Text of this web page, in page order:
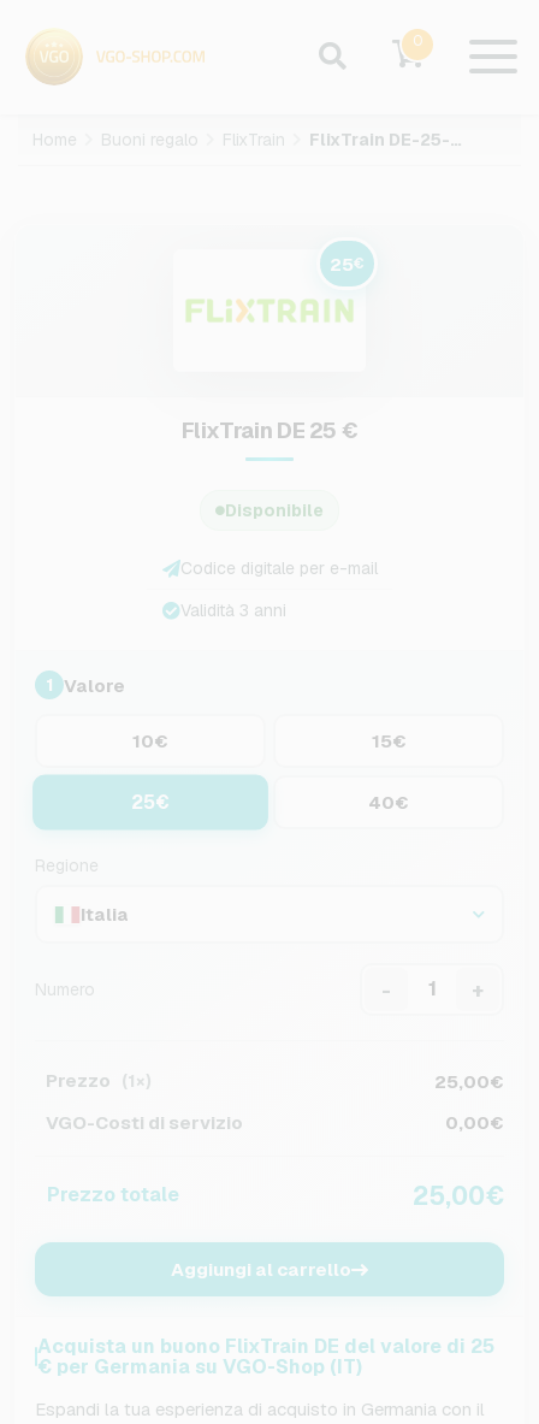
0
Home Buoni regalo FlixTrain FlixTrain DE-25-EUR
25€
FlixTrain DE 25 €
Disponibile
Codice digitale per e-mail
Validità 3 anni
1 Valore
10€ 15€
25€ 40€
Regione
Italia
Numero - +
Prezzo (1×)
25,00€
VGO-Costi di servizio
0,00€
Prezzo totale 25,00€
Aggiungi al carrello
Acquista un buono FlixTrain DE del valore di 25
€ per Germania su VGO-Shop (IT)
Espandi la tua esperienza di acquisto in Germania con il